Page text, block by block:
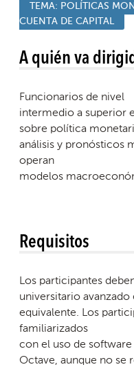
TEMA: POLÍTICAS
CUENTA DE CAPITAL
A quién va
Funcionarios de nivel
intermedio a superior
sobre política
análisis y pronósticos
operan
modelos
Requisitos
Los participantes
universitario
equivalente. Los
familiarizados
con el uso de
Octave, aunque no